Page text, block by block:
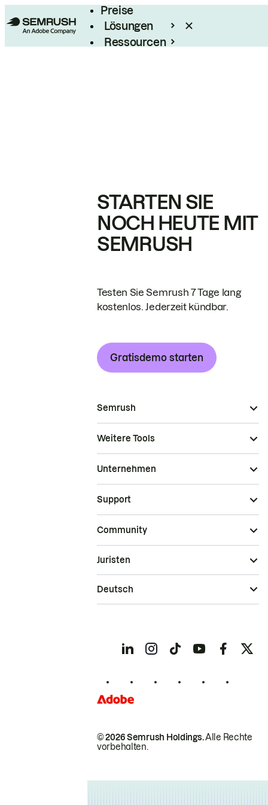
Preise
Lösungen
Ressourcen
STARTEN SIE
NOCH HEUTE MIT
SEMRUSH
Testen Sie Semrush 7 Tage lang
kostenlos. Jederzeit kündbar.
Gratisdemo starten
Semrush
Weitere Tools
Unternehmen
Support
Community
© 2026 Semrush Holdings.Alle Rechte
vorbehalten.
Juristen
Deutsch